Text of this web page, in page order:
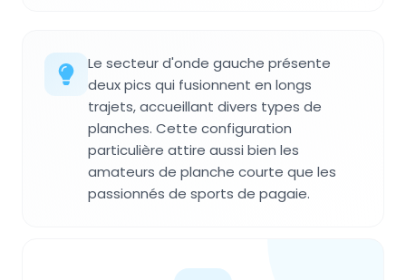
Le secteur d'onde gauche présente
deux pics qui fusionnent en longs
trajets, accueillant divers types de
planches. Cette configuration
particulière attire aussi bien les
amateurs de planche courte que les
passionnés de sports de pagaie.